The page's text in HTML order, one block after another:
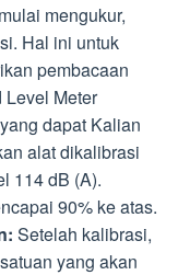
mengukur,
Hal ini untuk
pembacaan
Level Meter
dapat Kalian
alat dikalibrasi
114 dB (A).
90% ke atas.
Setelah kalibrasi,
yang akan